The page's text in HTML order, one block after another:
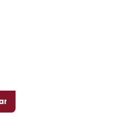
‎Nasirun Maestro Lukis